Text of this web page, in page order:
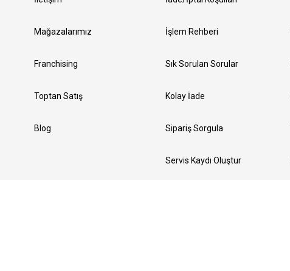
Mağazalarımız
Franchising
Toptan Satış
Blog
İşlem Rehberi
Sık Sorulan Sorular
Kolay İade
Sipariş Sorgula
Servis Kaydı Oluştur